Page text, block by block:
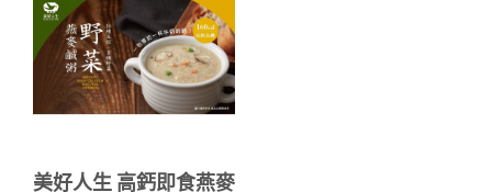
美好人生 高鈣即食燕麥